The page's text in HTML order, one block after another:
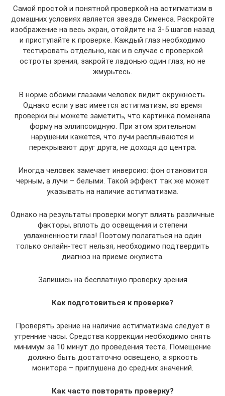
Самой простой и понятной проверкой на астигматизм в
домашних условиях является звезда Сименса. Раскройте
изображение на весь экран, отойдите на 3-5 шагов назад
и приступайте к проверке. Каждый глаз необходимо
тестировать отдельно, как и в случае с проверкой
остроты зрения, закройте ладонью один глаз, но не
жмурьтесь.
В норме обоими глазами человек видит окружность.
Однако если у вас имеется астигматизм, во время
проверки вы можете заметить, что картинка поменяла
форму на эллипсоидную. При этом зрительном
нарушении кажется, что лучи расплываются и
перекрывают друг друга, не доходя до центра.
Иногда человек замечает инверсию: фон становится
черным, а лучи – белыми. Такой эффект так же может
указывать на наличие астигматизма.
Однако на результаты проверки могут влиять различные
факторы, вплоть до освещения и степени
увлажненности глаз! Поэтому полагаться на один
только онлайн-тест нельзя, необходимо подтвердить
диагноз на приеме окулиста.
Запишись на бесплатную проверку зрения
Как подготовиться к проверке?
Проверять зрение на наличие астигматизма следует в
утренние часы. Средства коррекции необходимо снять
минимум за 10 минут до проведения теста. Помещение
должно быть достаточно освещено, а яркость
монитора – приглушена до средних значений.
Как часто повторять проверку?